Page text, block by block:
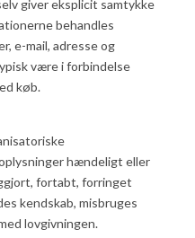
giver eksplicit samtykke
behandles
e-mail, adresse og
være i forbindelse
køb.
hændeligt eller
fortabt, forringet
kendskab, misbruges
lovgivningen.